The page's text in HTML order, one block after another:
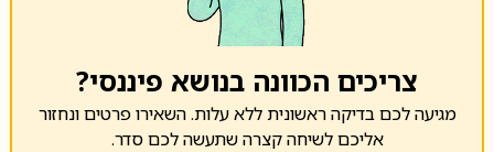
צריכים הכוונה בנושא פיננסי?
מגיעה לכם בדיקה ראשונית ללא עלות. השאירו פרטים ונחזור
אליכם לשיחה קצרה שתעשה לכם סדר.